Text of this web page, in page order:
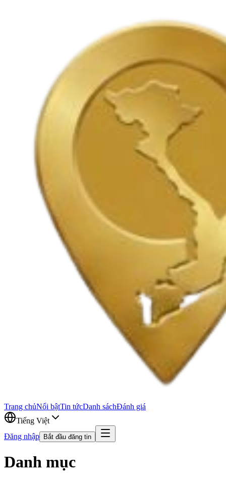
Trang chủNổi bậtTin tứcDanh sáchĐánh giá
Tiếng Việt
Đăng nhập
Bắt đầu đăng tin
Danh mục